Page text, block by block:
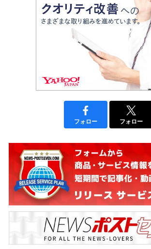
フォロー フォロー